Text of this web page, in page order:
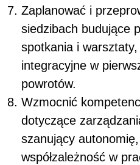
Zaplanować i
siedzibach budujące
spotkania i
integracyjne w
powrotów.
Wzmocnić
dotyczące
szanujący
współzależność w